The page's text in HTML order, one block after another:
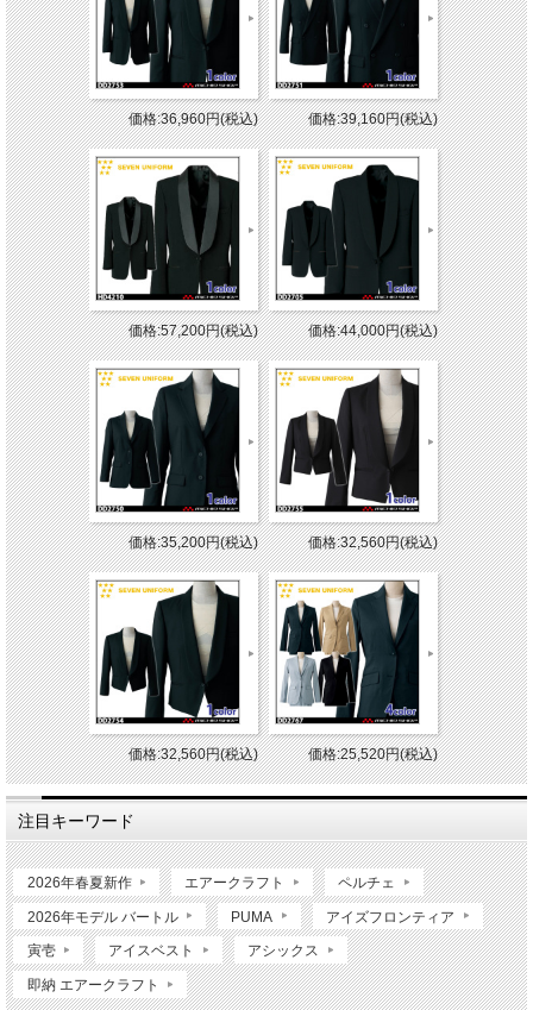
価格:36,960円(税込) 価格:39,160円(税込)
価格:57,200円(税込) 価格:44,000円(税込)
価格:35,200円(税込) 価格:32,560円(税込)
価格:32,560円(税込) 価格:25,520円(税込)
注目キーワード
2026年春夏新作 エアークラフト ペルチェ
2026年モデル バートル PUMA アイズフロンティア
寅壱 アイスベスト アシックス
即納 エアークラフト